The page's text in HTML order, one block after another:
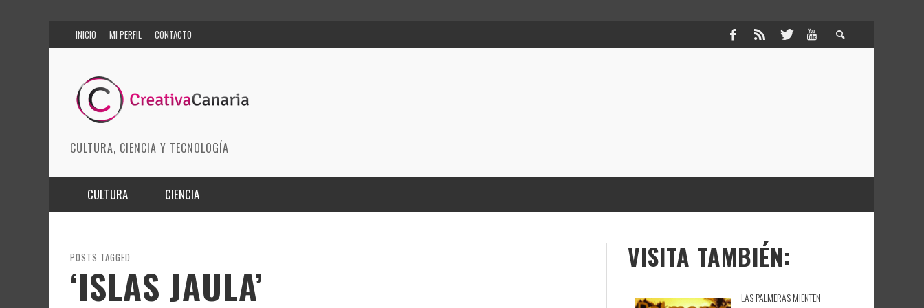
INICIO MI PERFIL CONTACTO
CULTURA, CIENCIA Y TECNOLOGÍA
CULTURA
ARTES ESCÉNICAS
MODA
CIENCIA
INNOVACIÓN
CIENCIAS DE LA TIERRA
POSTS TAGGED
‘ISLAS JAULA’
VISITA TAMBIÉN:
LAS PALMERAS MIENTEN